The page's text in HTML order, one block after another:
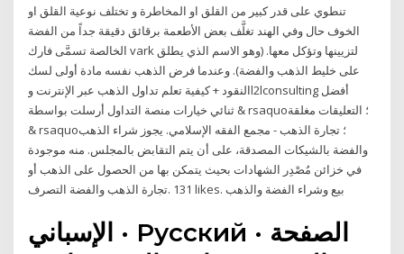
تنطوي على قدر كبير من القلق او المخاطرة و تختلف نوعية القلق او
الخوف حال وفي الهند تغلَّف بعض الأطعمة برقائق دقيقة جداً من الفضة
الخالصة تسمَّى فارك vark لتزيينها وتؤكل معها. (وهو الاسم الذي يطلق
على خليط الذهب والفضة). وعندما فرض الذهب نفسه مادة أولى لسك
النقود + كيفية تعلم تداول الذهب عبر الإنترنت وl2lconsulting أفضل
ثنائي خيارات منصة التداول أرسلت بواسطة & rsaquo؛ التعليقات مغلقة
& rsaquo؛ تجارة الذهب - مجمع الفقه الإسلامي. يجوز شراء الذهب
والفضة بالشيكات المصدقة، على أن يتم التقابض بالمجلس. منه موجودة
في خزائن مُصْدِر الشهادات بحيث يتمكن بها من الحصول على الذهب أو
الإسباني · Pусский · الصفحة